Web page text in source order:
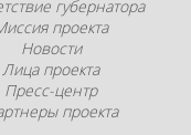
губернатора
проекта
Новости
Лица проекта
Пресс-центр
проекта